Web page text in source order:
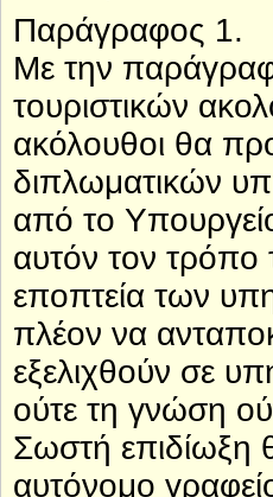
Παράγραφος 1.
Με την
τουριστικών
ακόλουθοι θα
διπλωματικών
από το
αυτόν τον τρόπο
εποπτεία των
πλέον να
εξελιχθούν σε
ούτε τη γνώση
Σωστή επιδίωξη
αυτόνομο